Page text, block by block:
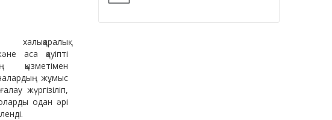
аса қауіпті
қызметімен
жұмыс
жүргізіліп,
оларды одан әрі